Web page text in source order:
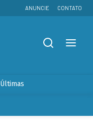
ANUNCIE CONTATO
Últimas